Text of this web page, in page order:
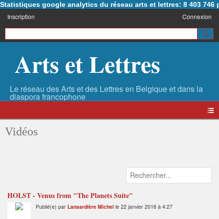
Statistiques google analytics du réseau arts et lettres: 8 403 746
Inscription Connexion
Arts et Lettres
Vidéos
HOLST - Venus from "The Planets Suite"
Publié(e) par Lansardière Michel le 22 janvier 2016 à 4:27